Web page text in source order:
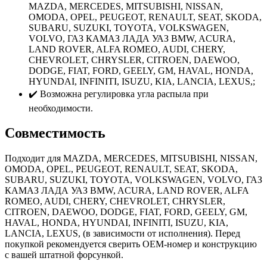
MAZDA, MERCEDES, MITSUBISHI, NISSAN,
OMODA, OPEL, PEUGEOT, RENAULT, SEAT, SKODA,
SUBARU, SUZUKI, TOYOTA, VOLKSWAGEN,
VOLVO, ГАЗ КАМАЗ ЛАДА УАЗ BMW, ACURA,
LAND ROVER, ALFA ROMEO, AUDI, CHERY,
CHEVROLET, CHRYSLER, CITROEN, DAEWOO,
DODGE, FIAT, FORD, GEELY, GM, HAVAL, HONDA,
HYUNDAI, INFINITI, ISUZU, KIA, LANCIA, LEXUS,;
✔️ Возможна регулировка угла распыла при
необходимости.
Совместимость
Подходит для MAZDA, MERCEDES, MITSUBISHI, NISSAN,
OMODA, OPEL, PEUGEOT, RENAULT, SEAT, SKODA,
SUBARU, SUZUKI, TOYOTA, VOLKSWAGEN, VOLVO, ГАЗ
КАМАЗ ЛАДА УАЗ BMW, ACURA, LAND ROVER, ALFA
ROMEO, AUDI, CHERY, CHEVROLET, CHRYSLER,
CITROEN, DAEWOO, DODGE, FIAT, FORD, GEELY, GM,
HAVAL, HONDA, HYUNDAI, INFINITI, ISUZU, KIA,
LANCIA, LEXUS, (в зависимости от исполнения). Перед
покупкой рекомендуется сверить OEM-номер и конструкцию
с вашей штатной форсункой.